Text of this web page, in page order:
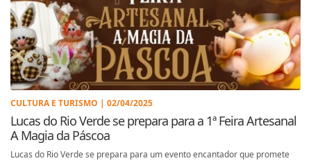
CULTURA E TURISMO | 02/04/2025
Lucas do Rio Verde se prepara para a 1ª Feira Artesanal
A Magia da Páscoa
Lucas do Rio Verde se prepara para um evento encantador que promete